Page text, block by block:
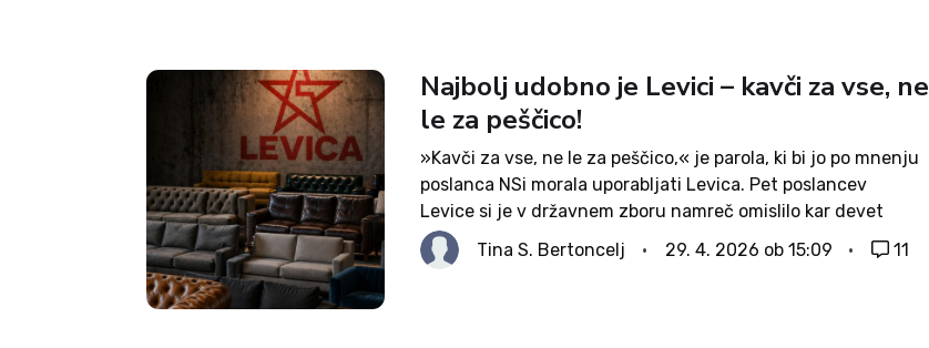
Najbolj udobno je Levici – kavči za vse, ne
le za peščico!
»Kavči za vse, ne le za peščico,« je parola, ki bi jo po mnenju
poslanca NSi morala uporabljati Levica. Pet poslancev
Levice si je v državnem zboru namreč omislilo kar devet
kavčev. »Nihče ne troši tako kot oni,« je bila...
Tina S. Bertoncelj 29. 4. 2026 ob 15:09 11